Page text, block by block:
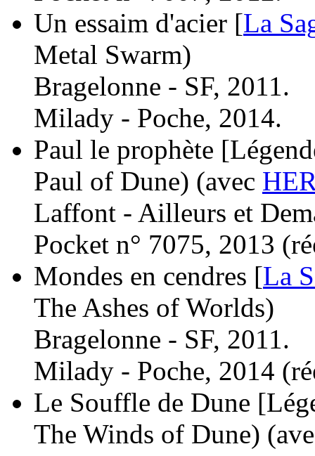
Un essaim d'acier [La
Metal Swarm)
Bragelonne - SF, 2011.
Milady - Poche, 2014.
Paul le prophète
Paul of Dune) (avec
Laffont - Ailleurs et
Pocket n° 7075, 2013 (
Mondes en cendres [La
The Ashes of Worlds)
Bragelonne - SF, 2011.
Milady - Poche, 2014 (
Le Souffle de Dune
The Winds of Dune)